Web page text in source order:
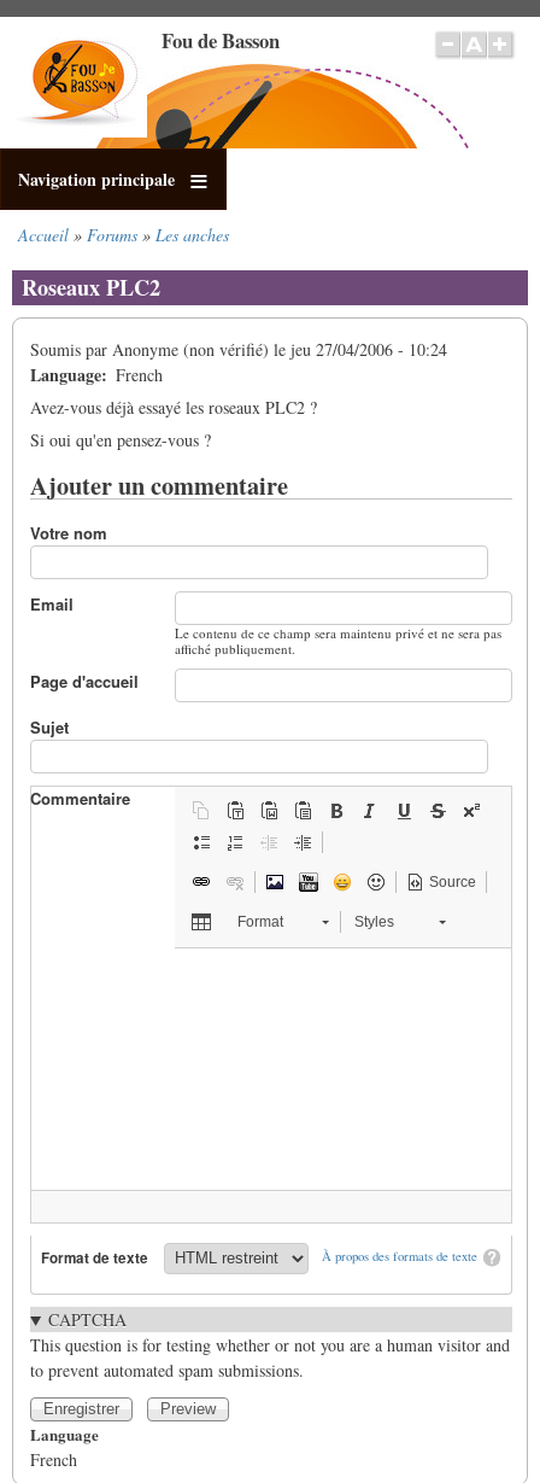
contenu
principal
Fou de Basson
Navigation principale
d'Ariane
Accueil Forums Les anches
Roseaux PLC2
Soumis par Anonyme (non vérifié) le jeu 27/04/2006 - 10:24
Language
French
Avez-vous déjà essayé les roseaux PLC2 ?
Si oui qu'en pensez-vous ?
Ajouter un commentaire
Votre nom
Email
Le contenu de ce champ sera maintenu privé et ne sera pas
affiché publiquement.
Page d'accueil
Sujet
Commentaire
Source
Format Styles
À propos des formats de texte
Format de texte
CAPTCHA
This question is for testing whether or not you are a human visitor and
to prevent automated spam submissions.
Language
French